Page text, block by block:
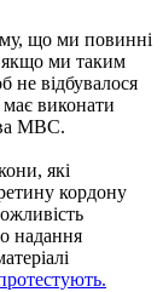
що ми повинні
якщо ми таким
не відбувалося
виконати
МВС.
які
кордону
надання